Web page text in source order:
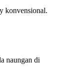
konvensional.
naungan di